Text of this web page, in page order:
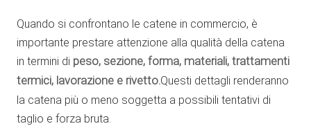
Quando si confrontano le catene in commercio, è
importante prestare attenzione alla qualità della catena
in termini di peso, sezione, forma, materiali, trattamenti
termici, lavorazione e rivetto.Questi dettagli renderanno
la catena più o meno soggetta a possibili tentativi di
taglio e forza bruta.